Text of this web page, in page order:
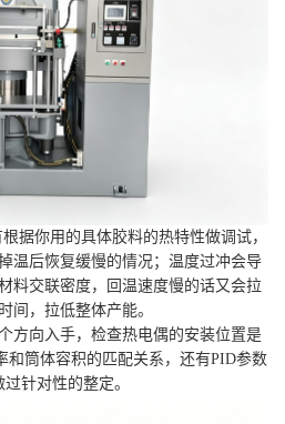
据你用的具体胶料的热特性做调试，
温后恢复缓慢的情况；温度过冲会导
料交联密度，回温速度慢的话又会拉
间，拉低整体产能。
方向入手，检查热电偶的安装位置是
和筒体容积的匹配关系，还有PID参数
针对性的整定。